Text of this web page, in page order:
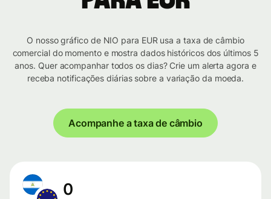
O nosso gráfico de NIO para EUR usa a taxa de câmbio
comercial do momento e mostra dados históricos dos últimos 5
anos. Quer acompanhar todos os dias? Crie um alerta agora e
receba notificações diárias sobre a variação da moeda.
Acompanhe a taxa de câmbio
0